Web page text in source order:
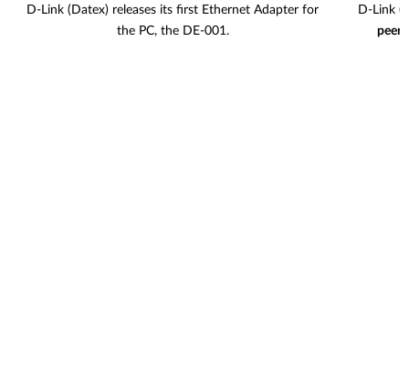
D-Link (Datex) releases its first Ethernet Adapter for
the PC, the DE-001.
D-Link
peer